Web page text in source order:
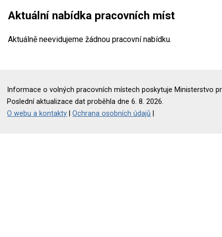
Aktuální nabídka pracovních míst
Aktuálně neevidujeme žádnou pracovní nabídku.
Informace o volných pracovních místech poskytuje Ministerstvo
Poslední aktualizace dat proběhla dne 6. 8. 2026.
O webu a kontakty |Ochrana osobních údajů